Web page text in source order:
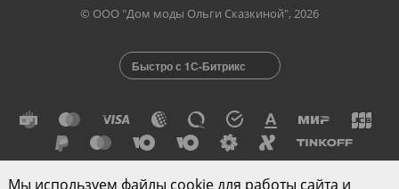
© ООО "Дом моды Ольги Сказкиной", 2026
Быстро с 1С-Битрикс
Мы используем файлы cookie для работы сайта и